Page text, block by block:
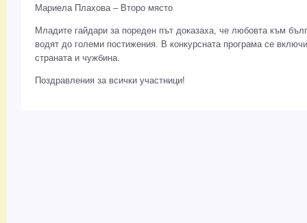
Мариела Плахова – Второ място
Младите гайдари за пореден път доказаха, че любовта към
водят до големи постижения. В конкурсната програма се
страната и чужбина.
Поздравления за всички участници!